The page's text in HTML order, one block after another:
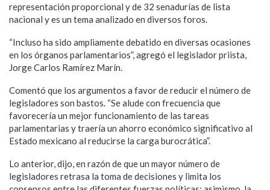
representación proporcional y de 32 senadurías de lista
nacional y es un tema analizado en diversos foros.
“Incluso ha sido ampliamente debatido en diversas ocasiones
en los órganos parlamentarios”, agregó el legislador priista,
Jorge Carlos Ramírez Marín.
Comentó que los argumentos a favor de reducir el número de
legisladores son bastos. “Se alude con frecuencia que
favorecería un mejor funcionamiento de las tareas
parlamentarias y traería un ahorro económico significativo al
Estado mexicano al reducirse la carga burocrática”.
Lo anterior, dijo, en razón de que un mayor número de
legisladores retrasa la toma de decisiones y limita los